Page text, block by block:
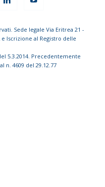
Sede legale Via Eritrea 21 -
Iscrizione al Registro delle
5.3.2014. Precedentemente
n. 4609 del 29.12.77